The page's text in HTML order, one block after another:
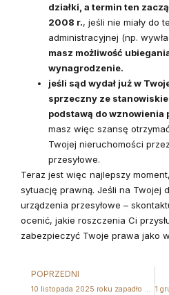
działki, a termin ten
2008 r., jeśli nie miały do
administracyjnej (np.
masz możliwość
wynagrodzenie.
jeśli sąd wydał już w
sprzeczny ze
podstawą do wznowienia
masz więc szansę
Twojej nieruchomości
przesyłowe.
Teraz jest więc najlepszy
sytuację prawną. Jeśli na Twojej
urządzenia przesyłowe –
ocenić, jakie roszczenia Ci
zabezpieczyć Twoje prawa jako
POPRZEDNI
10 listopada 2025 roku zapadło postanowienie TSUE w sprawie unieważniania umów kredytu frankowego. Co to oznacza dla konsumentów?